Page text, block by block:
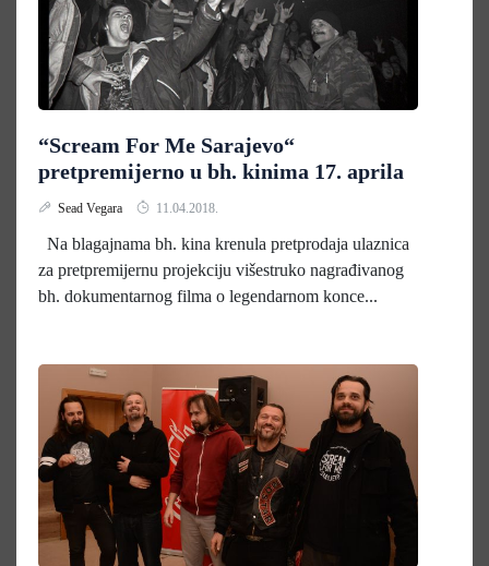
“Scream For Me Sarajevo“
pretpremijerno u bh. kinima 17. aprila
Sead Vegara 11.04.2018.
Na blagajnama bh. kina krenula pretprodaja ulaznica
za pretpremijernu projekciju višestruko nagrađivanog
bh. dokumentarnog filma o legendarnom konce...